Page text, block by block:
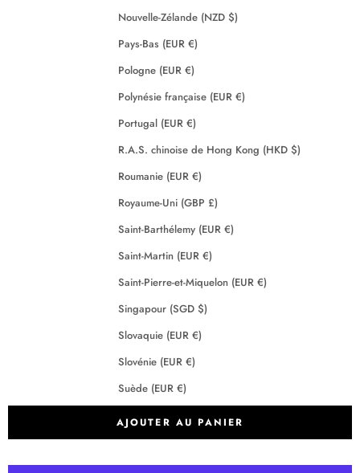
AJOUTER AU PANIER
Nouvelle-Zélande (NZD $)
Pays-Bas (EUR €)
Pologne (EUR €)
Polynésie française (EUR €)
Portugal (EUR €)
R.A.S. chinoise de Hong Kong (HKD $)
Roumanie (EUR €)
Royaume-Uni (GBP £)
Saint-Barthélemy (EUR €)
Saint-Martin (EUR €)
Saint-Pierre-et-Miquelon (EUR €)
Singapour (SGD $)
Slovaquie (EUR €)
Slovénie (EUR €)
Suède (EUR €)
Suisse (CHF CHF)
Tchéquie (EUR €)
Terres australes françaises (EUR €)